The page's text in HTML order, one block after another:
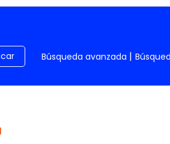
Búsqueda avanzada